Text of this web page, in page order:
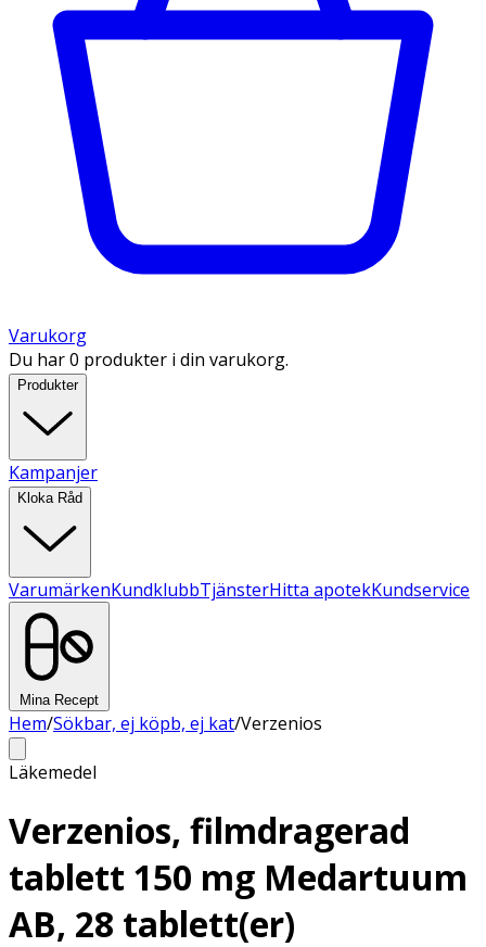
Varukorg
Du har 0 produkter i din varukorg.
Produkter
Kampanjer
Kloka Råd
VarumärkenKundklubbTjänsterHitta apotekKundservice
Mina Recept
Hem/Sökbar, ej köpb, ej kat/Verzenios
Läkemedel
Verzenios, filmdragerad
tablett 150 mg Medartuum
AB, 28 tablett(er)